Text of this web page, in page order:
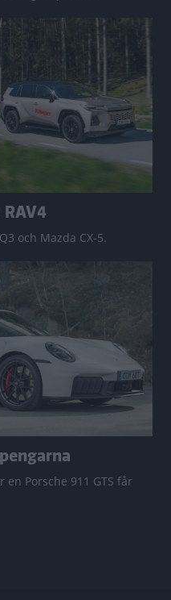
och Mazda CX-5.
Porsche 911 GTS får